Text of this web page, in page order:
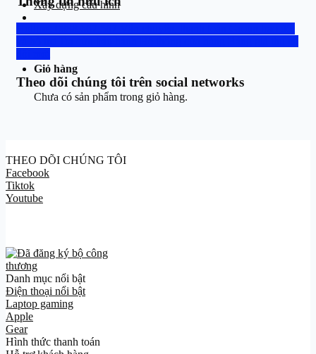
Xây dựng cấu hình
Giỏ hàng
Chưa có sản phẩm trong giỏ hàng.
Theo dõi chúng tôi trên social networks
THEO DÕI CHÚNG TÔI
Facebook
Tiktok
Youtube
Danh mục nổi bật
Điện thoại nổi bật
Laptop gaming
Apple
Gear
Hình thức thanh toán